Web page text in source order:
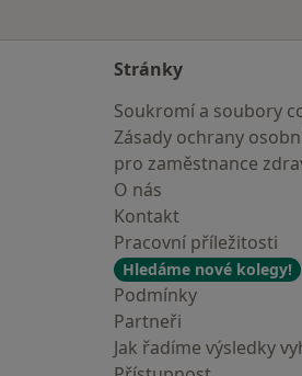
Stránky
Soukromí a soubory
Zásady ochrany
pro zaměstnance
O nás
Kontakt
Pracovní příležitosti
Hledáme nové kolegy!
Podmínky
Partneři
Jak řadíme výsledky